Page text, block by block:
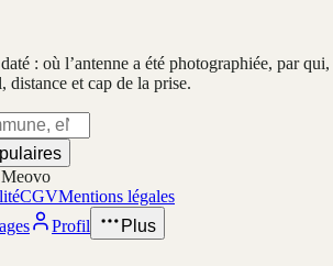
: où l’antenne a été photographiée, par qui,
et cap de la prise.
Meovo
CGVMentions légales
Profil Plus